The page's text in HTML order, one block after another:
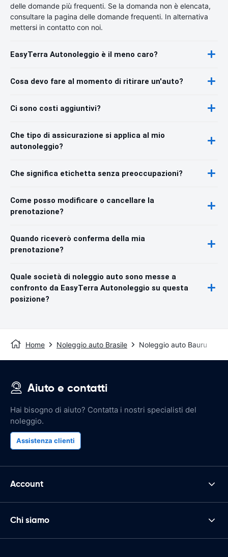
delle domande più frequenti. Se la domanda non è elencata,
consultare la pagina delle domande frequenti. In alternativa
mettersi in contatto con noi.
EasyTerra Autonoleggio è il meno caro?
Cosa devo fare al momento di ritirare un'auto?
Ci sono costi aggiuntivi?
Che tipo di assicurazione si applica al mio
autonoleggio?
Che significa etichetta senza preoccupazioni?
Come posso modificare o cancellare la
prenotazione?
Quando riceverò conferma della mia
prenotazione?
Quale società di noleggio auto sono messe a
confronto da EasyTerra Autonoleggio su questa
posizione?
Home Noleggio auto Brasile Noleggio auto Bauru
Aiuto e contatti
Hai bisogno di aiuto? Contatta i nostri specialisti del
noleggio.
Assistenza clienti
Account
Chi siamo